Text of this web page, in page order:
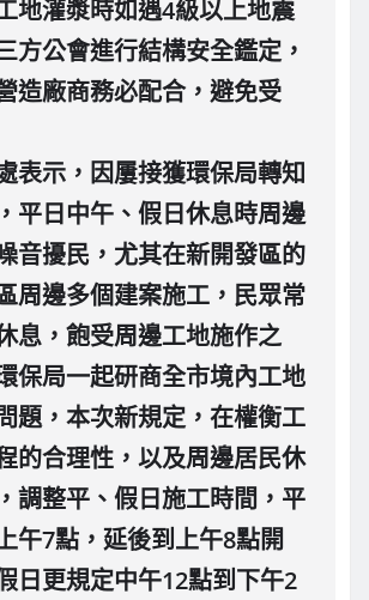
地灌漿時如遇4級以上地震
方公會進行結構安全鑑定，
造廠商務必配合，避免受
表示，因屢接獲環保局轉知
平日中午、假日休息時周邊
音擾民，尤其在新開發區的
周邊多個建案施工，民眾常
息，飽受周邊工地施作之
保局一起研商全市境內工地
題，本次新規定，在權衡工
的合理性，以及周邊居民休
調整平、假日施工時間，平
午7點，延後到上午8點開
日更規定中午12點到下午2